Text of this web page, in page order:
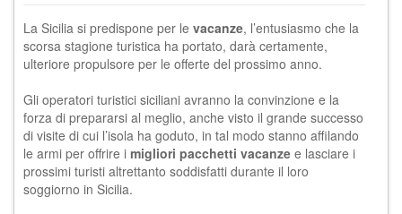
La Sicilia si predispone per le vacanze, l’entusiasmo che la
scorsa stagione turistica ha portato, darà certamente,
ulteriore propulsore per le offerte del prossimo anno.
Gli operatori turistici siciliani avranno la convinzione e la
forza di prepararsi al meglio, anche visto il grande successo
di visite di cui l’isola ha goduto, in tal modo stanno affilando
le armi per offrire i migliori pacchetti vacanze e lasciare i
prossimi turisti altrettanto soddisfatti durante il loro
soggiorno in Sicilia.